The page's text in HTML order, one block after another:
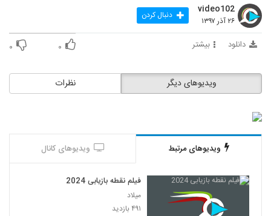
video102
۲۶ آذر ۱۳۹۷ دنبال کردن
دانلود بیشتر ۰ ۰
نظرات ویدیوهای دیگر
ویدیوهای مرتبط ویدیوهای کانال
فیلم نقطه بازیابی 2024
میلاد
۴۹۱ بازدید